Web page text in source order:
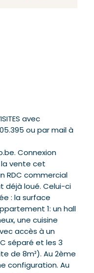
avec
ou par mail à
Connexion
vente cet
RDC commercial
déjà loué. Celui-ci
: la surface
1: un hall
une cuisine
accès à un
séparé et les 3
de 8m²). Au 2ème
configuration. Au